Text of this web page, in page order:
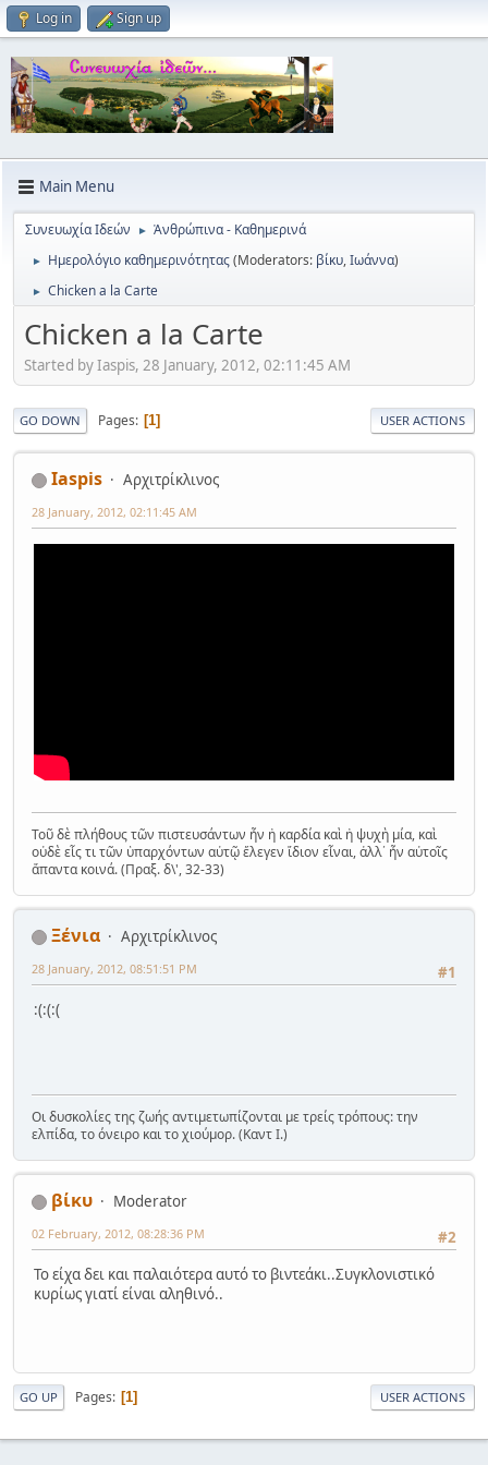
Log in Sign up
Main Menu
Συνευωχία Ιδεών ► Ἀνθρώπινα - Καθημερινά
► Ημερολόγιο καθημερινότητας(Moderators: βίκυ,Ιωάννα)
► Chicken a la Carte
Chicken a la Carte
Started by Iaspis, 28 January, 2012, 02:11:45 AM
GO DOWN Pages 1 USER ACTIONS
Iaspis Αρχιτρίκλινος
28 January, 2012, 02:11:45 AM
Τοῦ δὲ πλήθους τῶν πιστευσάντων ἦν ἡ καρδία καὶ ἡ ψυχὴ μία, καὶ
οὐδὲ εἷς τι τῶν ὑπαρχόντων αὐτῷ ἔλεγεν ἴδιον εἶναι, ἀλλ᾿ ἦν αὐτοῖς
ἅπαντα κοινά. (Πραξ. δ\', 32-33)
Ξένια
Αρχιτρίκλινος
#1
28 January, 2012, 08:51:51 PM
:(:(:(
Οι δυσκολίες της ζωής αντιμετωπίζονται με τρείς τρόπους: την
ελπίδα, το όνειρο και το χιούμορ. (Καντ Ι.)
βίκυ
Moderator
#2
02 February, 2012, 08:28:36 PM
Το είχα δει και παλαιότερα αυτό το βιντεάκι..Συγκλονιστικό
κυρίως γιατί είναι αληθινό..
GO UP Pages 1 USER ACTIONS